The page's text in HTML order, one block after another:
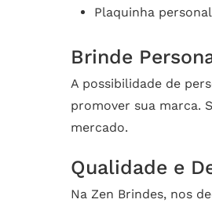
Plaquinha
Brinde
A possibilidade de
promover sua marca.
mercado.
Qualidade e
Na Zen Brindes, nos